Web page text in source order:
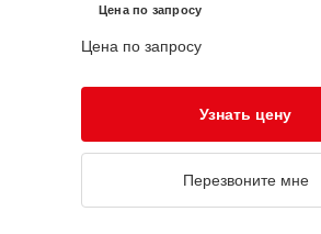
Цена по запросу
Цена по запросу
Узнать цену
Перезвоните мне